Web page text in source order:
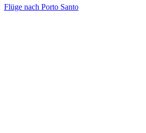
Flüge nach Porto Santo